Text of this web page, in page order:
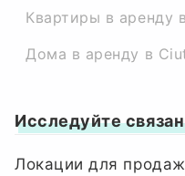
Квартиры в аренду
Дома в аренду в
Исследуйте
Локации для